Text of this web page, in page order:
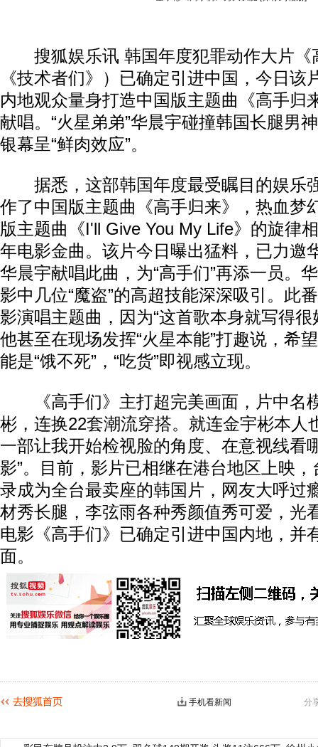
搜狐娱乐讯 韩国年度犯罪动作大片《
《技术者们》）已确定引进中国，今日该
内地观众量身打造中国版主题曲《高手归
献唱。“火星弟弟”华晨宇碰撞韩国长腿男神
银幕呈“鲜肉效应”。
据悉，这部韩国年度最受瞩目的娱乐
作了中国版主题曲《高手归来》，热血梦
版主题曲《I'll Give You My Life》的旋律
年电影金曲。该片今日曝出猛料，已力邀
华晨宇献唱此曲，为“高手们”再添一员。
影中几位“魔盗”的高超技能深深吸引。此
影演唱主题曲，因为“这首歌本身就写得很
他甚至在现场发挥“火星本能”打趣说，希
能是“饿不死”，“吃货”即视感立现。
《高手们》主打超完美画面，片中名
彬，连换22套潮流穿搭。就连金宇彬本人
一部让我开始检视脸的角度、在意视线看
影”。目前，影片已相继在港台地区上映
录成为全台最卖座的韩国片，网友大呼过
材秀长腿，李弦雨各种秀颜值秀可爱，光
电影《高手们》已确定引进中国内地，并
面。
分
手机看新闻